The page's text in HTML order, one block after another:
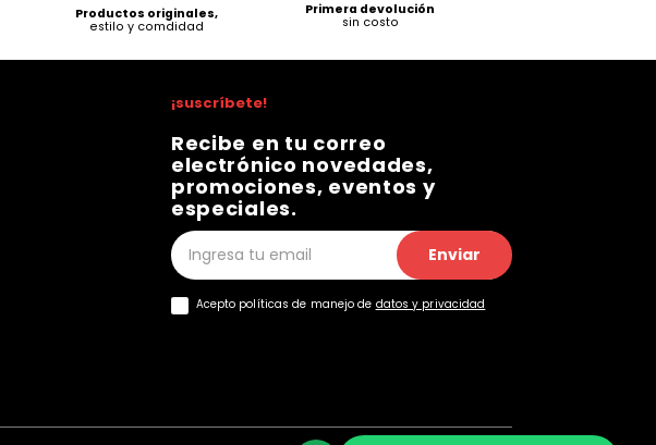
Productos originales,
estilo y comdidad
Primera devolución
sin costo
¡suscríbete!
Recibe en tu correo
electrónico novedades,
promociones, eventos y
especiales.
Enviar
Acepto políticas de manejo de datos y privacidad